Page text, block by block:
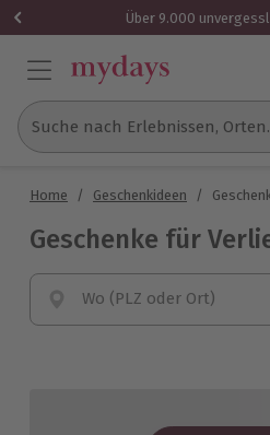
Über 9.000
Suche nach Erlebnissen,
Home / Geschenkideen /
Geschenke für
Wo (PLZ oder Ort)